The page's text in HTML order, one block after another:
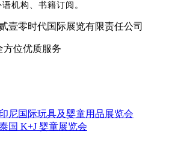
机构、书籍订阅。
壹零时代国际展览有限责任公司
方位优质服务
尼国际玩具及婴童用品展览会
国 K+J 婴童展览会